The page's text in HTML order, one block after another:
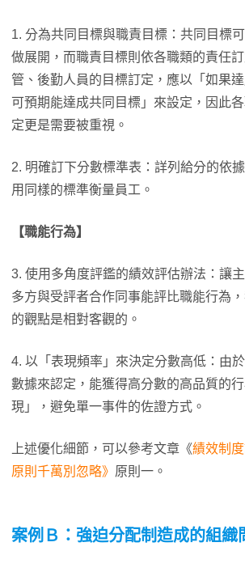
1. 分為共同目標與職責目標：共同目標
做展開，而職責目標則依各職類的責任
管、後勤人員的目標訂定，應以「如果
可預期能達成共同目標」來設定，因此
定更是需要被重視。
2. 明確訂下分數標準表：詳列給分的依
用同樣的標準衡量員工。
【職能行為】
3. 使用多角度評鑑的績效評估辦法：讓
多方與受評者合作同事能評比職能行為
的觀點是相對客觀的。
4. 以「表現頻率」來決定分數高低：由
數據來認定，能獲得高分數的高品質的
現」，避免單一事件的佐證方式。
上述優化細節，可以參考文章《績效制
原則千萬別忽略》 原則一。
案例Ｂ：強迫分配制造成的組織